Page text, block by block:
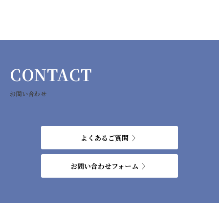
CONTACT
お問い合わせ
よくあるご質問
お問い合わせフォーム